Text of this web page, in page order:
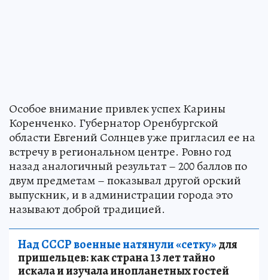
Особое внимание привлек успех Карины
Коренченко. Губернатор Оренбургской
области Евгений Солнцев уже пригласил ее на
встречу в региональном центре. Ровно год
назад аналогичный результат – 200 баллов по
двум предметам – показывал другой орский
выпускник, и в администрации города это
называют доброй традицией.
Над СССР военные натянули «сетку»для
пришельцев: как страна 13 лет тайно
искала и изучала инопланетных гостей